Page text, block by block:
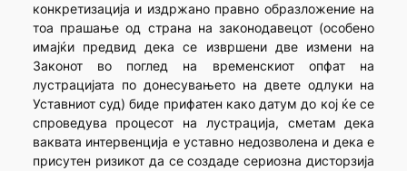
конкретизација и издржано правно образложение на
тоа прашање од страна на законодавецот (особено
имајќи предвид дека се извршени две измени на
Законот во поглед на временскиот опфат на
лустрацијата по донесувањето на двете одлуки на
Уставниот суд) биде прифатен како датум до кој ќе се
спроведува процесот на лустрација, сметам дека
ваквата интервенција е уставно недозволена и дека е
присутен ризикот да се создаде сериозна дисторзија